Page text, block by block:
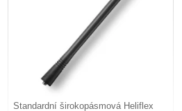
Standardní širokopásmová Heliflex